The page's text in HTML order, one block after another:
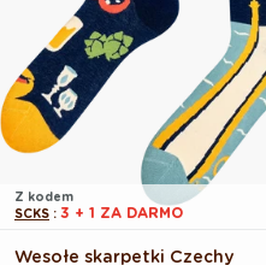
Z kodem
SCKS : 3 + 1 ZA DARMO
Wesołe skarpetki Czechy